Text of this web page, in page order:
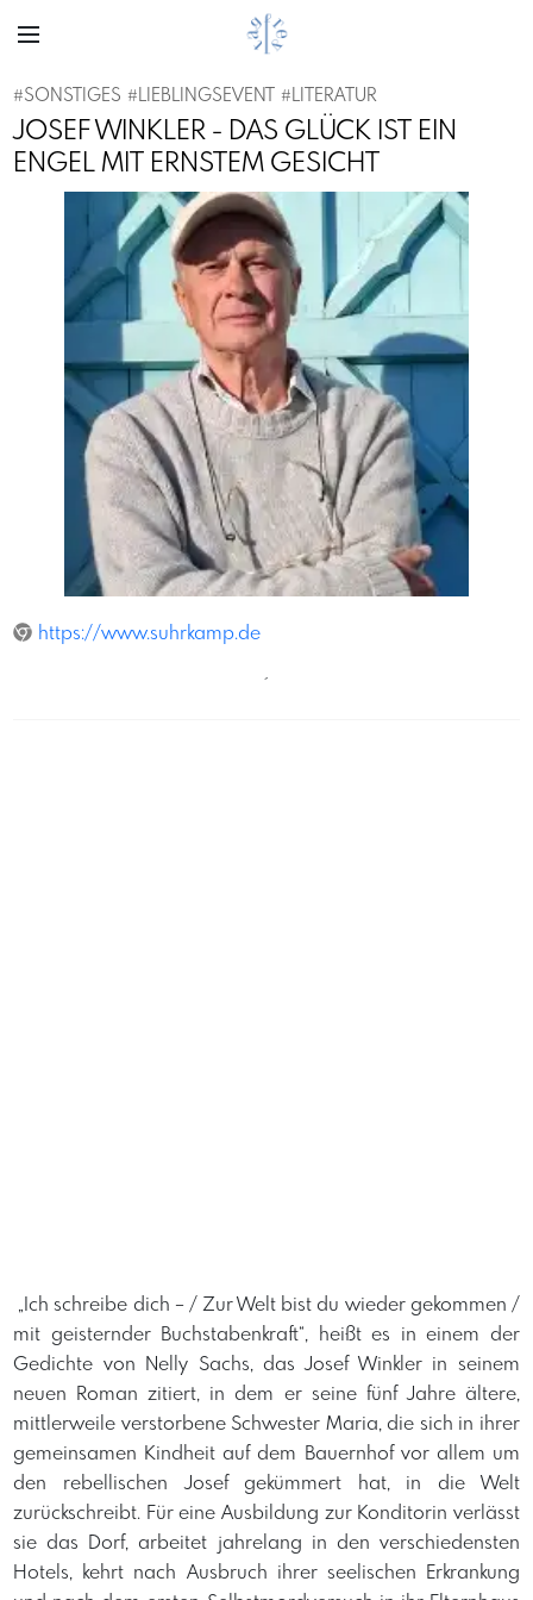
#SONSTIGES #LIEBLINGSEVENT #LITERATUR
JOSEF WINKLER - DAS GLÜCK IST EIN
ENGEL MIT ERNSTEM GESICHT
Previous
https://www.suhrkamp.de
´
​ „Ich schreibe dich – / Zur Welt bist du wieder gekommen /
mit geisternder Buchstabenkraft“, heißt es in einem der
Gedichte von Nelly Sachs, das Josef Winkler in seinem
neuen Roman zitiert, in dem er seine fünf Jahre ältere,
mittlerweile verstorbene Schwester Maria, die sich in ihrer
gemeinsamen Kindheit auf dem Bauernhof vor allem um
den rebellischen Josef gekümmert hat, in die Welt
zurückschreibt. Für eine Ausbildung zur Konditorin verlässt
sie das Dorf, arbeitet jahrelang in den verschiedensten
Hotels, kehrt nach Ausbruch ihrer seelischen Erkrankung